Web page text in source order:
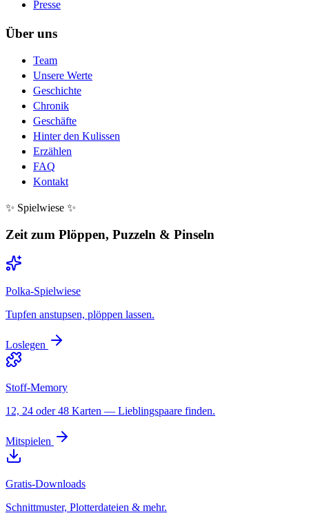
Presse
Über uns
Team
Unsere Werte
Geschichte
Chronik
Geschäfte
Hinter den Kulissen
Erzählen
FAQ
Kontakt
✨ Spielwiese ✨
Zeit zum Plöppen, Puzzeln & Pinseln
Polka-Spielwiese
Tupfen anstupsen, plöppen lassen.
Loslegen
Stoff-Memory
12, 24 oder 48 Karten — Lieblingspaare finden.
Mitspielen
Gratis-Downloads
Schnittmuster, Plotterdateien & mehr.